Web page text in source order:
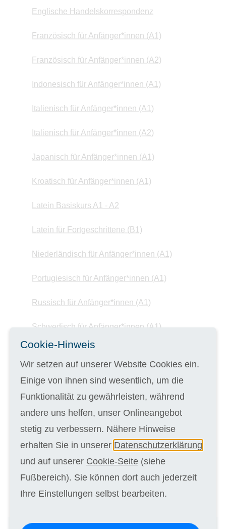
Englische Handelskorrespondenz
Französisch für Anfänger*innen (A1)
Französisch für Anfänger*innen (A2)
Indonesisch für Anfänger*innen (A1)
Italienisch für Anfänger*innen (A1)
Italienisch für Anfänger*innen (A2)
Japanisch für Anfänger*innen (A1)
Kroatisch für Anfänger*innen (A1)
Latein Basiskurs A1 - A2
Latein für Fortgeschrittene (B1)
Niederländisch für Anfänger*innen (A1)
Portugiesisch für Anfänger*innen (A1)
Russisch für Anfänger*innen (A1)
Schwedisch für Anfänger*innen (A1)
Spanisch für Anfänger*innen (A1)
Spanisch für Fortgeschrittene (B1)
Türkisch für Anfänger*innen (A1)
Cookie-Hinweis
Wir setzen auf unserer Website Cookies ein.
Einige von ihnen sind wesentlich, um die
Funktionalität zu gewährleisten, während
andere uns helfen, unser Onlineangebot
stetig zu verbessern. Nähere Hinweise
erhalten Sie in unserer Datenschutzerklärung
und auf unserer Cookie-Seite (siehe
Fußbereich). Sie können dort auch jederzeit
Ihre Einstellungen selbst bearbeiten.